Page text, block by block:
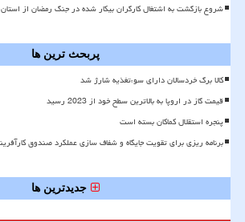
شروع بازگشت به اشتغال کارگران بیکار شده در جنگ رمضان از
پربحث ترین ها
کالا برگ خردسالان دارای سوءتغذیه شارژ شد
قیمت گاز در اروپا به بالاترین سطح خود از 2023 رسید
پنجره استقلال کماکان بسته است
برنامه ریزی برای تقویت جایگاه و شفاف سازی عملکرد صندوق
جدیدترین ها